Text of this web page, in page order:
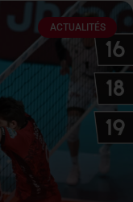
ACTUALITÉS